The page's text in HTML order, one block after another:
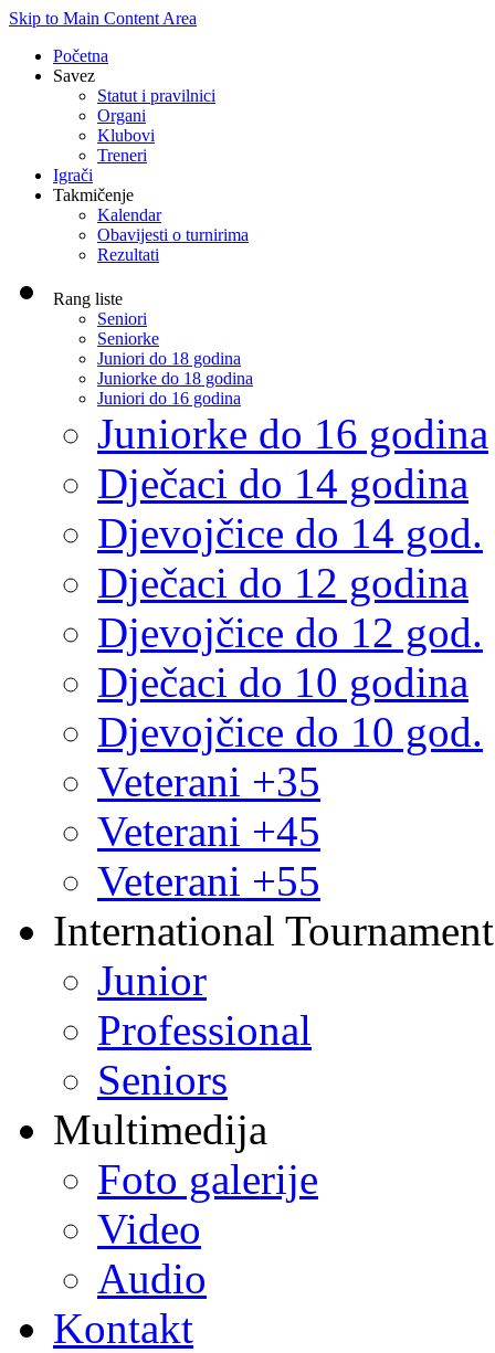
Skip to Main Content Area
Početna
Savez
Statut i pravilnici
Organi
Klubovi
Treneri
Igrači
Takmičenje
Kalendar
Obavijesti o turnirima
Rezultati
Rang liste
Seniori
Seniorke
Juniori do 18 godina
Juniorke do 18 godina
Juniori do 16 godina
Juniorke do 16 godina
Dječaci do 14 godina
Djevojčice do 14 god.
Dječaci do 12 godina
Djevojčice do 12 god.
Dječaci do 10 godina
Djevojčice do 10 god.
Veterani +35
Veterani +45
Veterani +55
International
Junior
Professional
Seniors
Multimedija
Foto galerije
Video
Audio
Kontakt